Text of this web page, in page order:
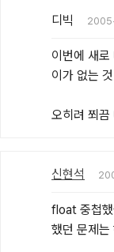
디빅
이번에 새
이가 없는
오히려 쬐끔
신현석
float 중첩
했던 문제는